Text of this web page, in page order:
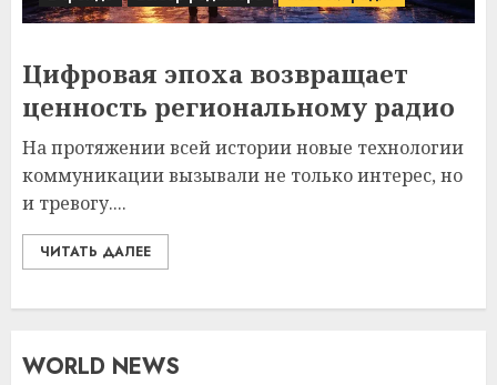
Цифровая эпоха возвращает
ценность региональному радио
На протяжении всей истории новые технологии
коммуникации вызывали не только интерес, но
и тревогу....
ЧИТАТЬ ДАЛЕЕ
WORLD NEWS